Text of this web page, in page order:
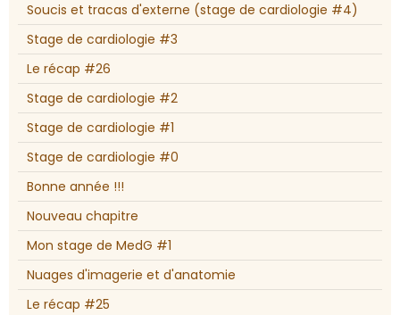
Soucis et tracas d'externe (stage de cardiologie #4)
Stage de cardiologie #3
Le récap #26
Stage de cardiologie #2
Stage de cardiologie #1
Stage de cardiologie #0
Bonne année !!!
Nouveau chapitre
Mon stage de MedG #1
Nuages d'imagerie et d'anatomie
Le récap #25